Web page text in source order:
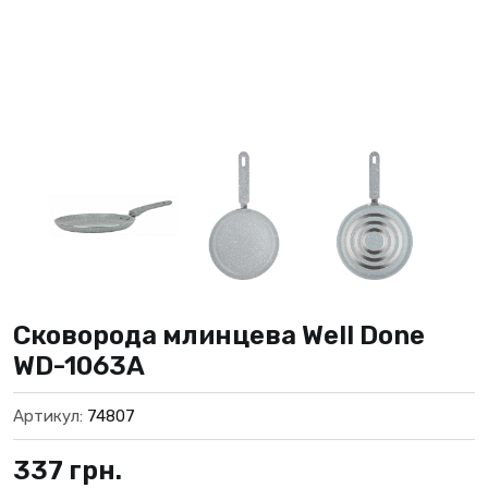
Сковорода млинцева Well Done
WD-1063A
Артикул: 74807
337 грн.